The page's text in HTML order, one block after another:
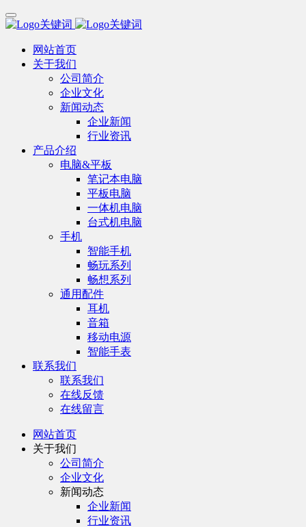
网站首页
关于我们
公司简介
企业文化
新闻动态
企业新闻
行业资讯
产品介绍
电脑&平板
笔记本电脑
平板电脑
一体机电脑
台式机电脑
手机
智能手机
畅玩系列
畅想系列
通用配件
耳机
音箱
移动电源
智能手表
联系我们
联系我们
在线反馈
在线留言
网站首页
关于我们
公司简介
企业文化
新闻动态
企业新闻
行业资讯